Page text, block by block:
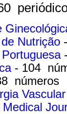
Nutrição
- 104
números
Medical